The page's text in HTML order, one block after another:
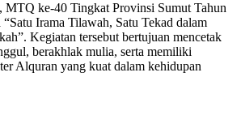
MTQ ke-40 Tingkat Provinsi Sumut Tahun
“Satu Irama Tilawah, Satu Tekad dalam
Kegiatan tersebut bertujuan mencetak
berakhlak mulia, serta memiliki
Alquran yang kuat dalam kehidupan